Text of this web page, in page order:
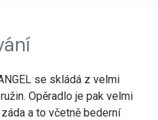
se skládá z velmi
Opěradlo je pak velmi
a to včetně bederní